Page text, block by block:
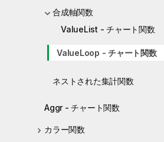
合成軸関数
ValueList - チャート関数
ValueLoop - チャート関数
ネストされた集計関数
Aggr - チャート関数
カラー関数